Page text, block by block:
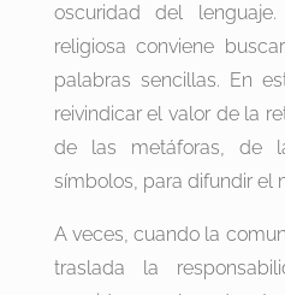
oscuridad del
religiosa conviene
palabras sencillas. En
reivindicar el valor de la
de las metáforas, de
símbolos, para difundir el
A veces, cuando la
traslada la